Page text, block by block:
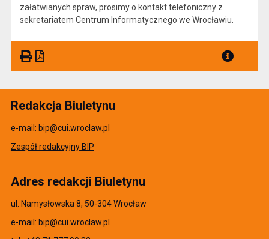
załatwianych spraw, prosimy o kontakt telefoniczny z
sekretariatem Centrum Informatycznego we Wrocławiu.
Redakcja Biuletynu
e-mail: bip@cui.wroclaw.pl
Zespół redakcyjny BIP
Adres redakcji Biuletynu
ul. Namysłowska 8, 50-304 Wrocław
e-mail: bip@cui.wroclaw.pl